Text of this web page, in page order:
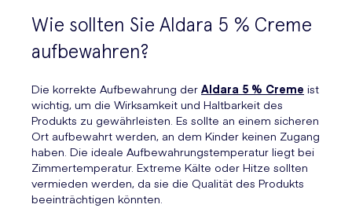
Wie sollten Sie Aldara 5 % Creme
aufbewahren?
Die korrekte Aufbewahrung der Aldara 5 % Creme ist
wichtig, um die Wirksamkeit und Haltbarkeit des
Produkts zu gewährleisten. Es sollte an einem sicheren
Ort aufbewahrt werden, an dem Kinder keinen Zugang
haben. Die ideale Aufbewahrungstemperatur liegt bei
Zimmertemperatur. Extreme Kälte oder Hitze sollten
vermieden werden, da sie die Qualität des Produkts
beeinträchtigen könnten.